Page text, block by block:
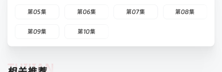
第05集 第06集 第07集 第08集
第09集 第10集
TUIJIAN